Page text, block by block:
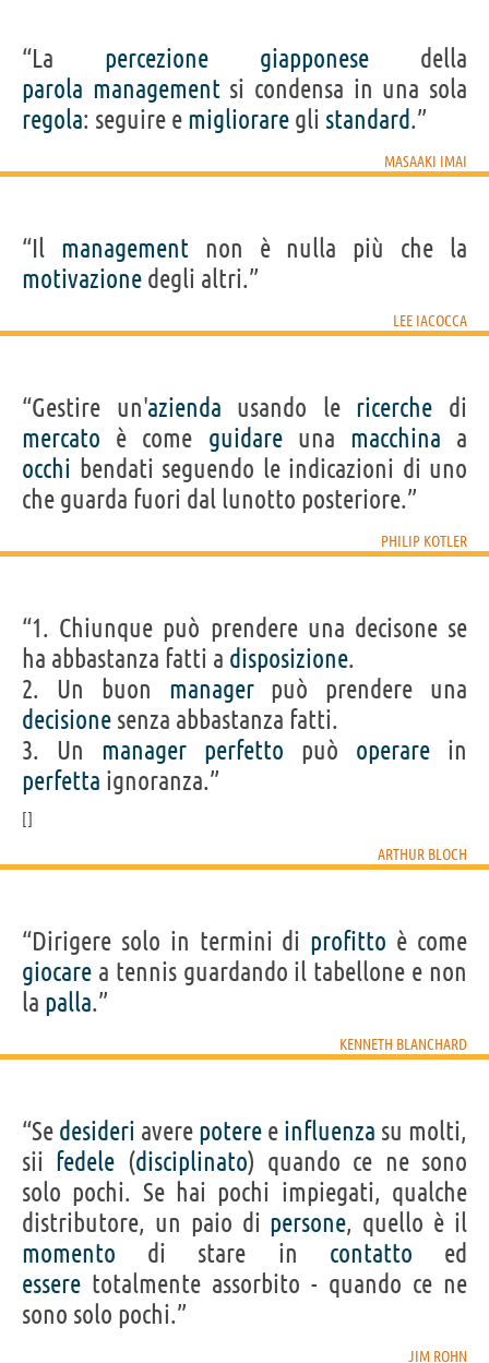
“La percezione giapponese della
parola managementsi condensa in una sola
regola: seguire e migliorare gli standard.”
MASAAKI IMAI
“Il managementnon è nulla più che la
motivazione degli altri.”
LEE IACOCCA
“Gestire un'azienda usando le ricerche di
mercato è come guidareuna macchina a
occhi bendati seguendo le indicazioni di uno
che guarda fuori dal lunotto posteriore.”
PHILIP KOTLER
“1. Chiunque può prendere una decisone se
ha abbastanza fatti a disposizione.
2. Un buon managerpuò prendere una
decisione senza abbastanza fatti.
3. Un manager perfetto può operare in
perfetta ignoranza.”
ARTHUR BLOCH
“Dirigere solo in termini di profitto è come
giocare a tennis guardando il tabellone e non
la palla.”
KENNETH BLANCHARD
“Se desideri avere potere e influenza su molti,
sii fedele (disciplinato) quando ce ne sono
solo pochi. Se hai pochi impiegati, qualche
distributore, un paio di persone, quello è il
momento di stare in contatto ed
essere totalmente assorbito - quando ce ne
sono solo pochi.”
JIM ROHN